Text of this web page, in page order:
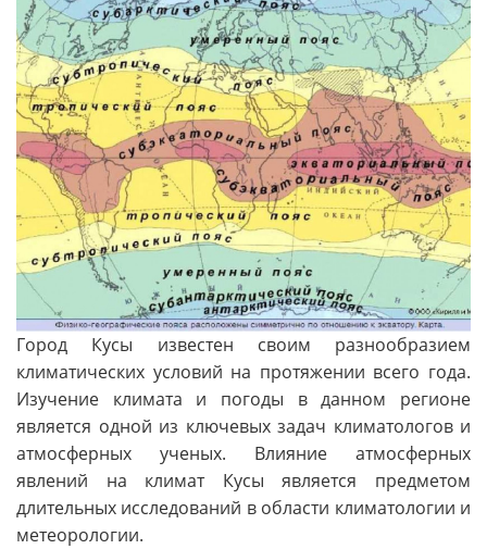
Город Кусы известен своим разнообразием
климатических условий на протяжении всего года.
Изучение климата и погоды в данном регионе
является одной из ключевых задач климатологов и
атмосферных ученых. Влияние атмосферных
явлений на климат Кусы является предметом
длительных исследований в области климатологии и
метеорологии.